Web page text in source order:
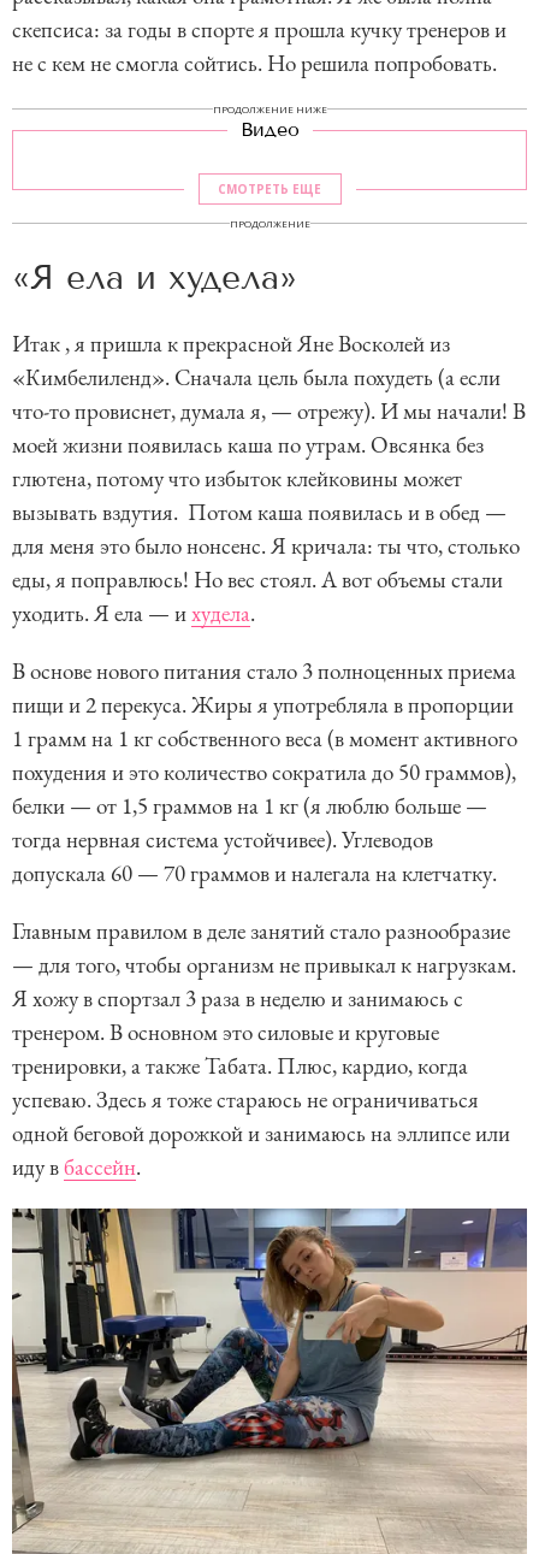
скепсиса: за годы в спорте я прошла кучку тренеров и
не с кем не смогла сойтись. Но решила попробовать.
ПРОДОЛЖЕНИЕ НИЖЕ
Видео
СМОТРЕТЬ ЕЩЕ
ПРОДОЛЖЕНИЕ
«Я ела и худела»
Итак , я пришла к прекрасной Яне Восколей из
«Кимбелиленд». Сначала цель была похудеть (а если
что-то провиснет, думала я, — отрежу). И мы начали! В
моей жизни появилась каша по утрам. Овсянка без
глютена, потому что избыток клейковины может
вызывать вздутия. Потом каша появилась и в обед —
для меня это было нонсенс. Я кричала: ты что, столько
еды, я поправлюсь! Но вес стоял. А вот объемы стали
уходить. Я ела — ихудела.
В основе нового питания стало 3 полноценных приема
пищи и 2 перекуса. Жиры я употребляла в пропорции
1 грамм на 1 кг собственного веса (в момент активного
похудения и это количество сократила до 50 граммов),
белки — от 1,5 граммов на 1 кг (я люблю больше —
тогда нервная система устойчивее). Углеводов
допускала 60 — 70 граммов и налегала на клетчатку.
Главным правилом в деле занятий стало разнообразие
— для того, чтобы организм не привыкал к нагрузкам.
Я хожу в спортзал 3 раза в неделю и занимаюсь с
тренером. В основном это силовые и круговые
тренировки, а также Табата. Плюс, кардио, когда
успеваю. Здесь я тоже стараюсь не ограничиваться
одной беговой дорожкой и занимаюсь на эллипсе или
иду вбассейн.